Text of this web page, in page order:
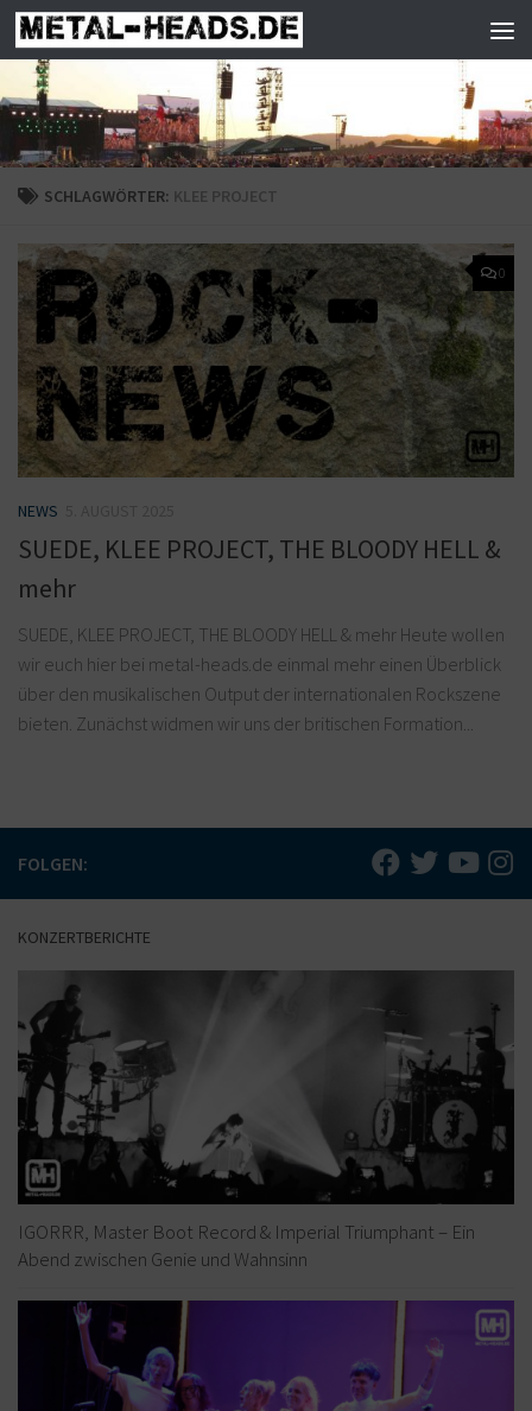
Zum Inhalt springen
SCHLAGWÖRTER: KLEE PROJECT
0
NEWS
SUEDE, KLEE PROJECT, THE BLOODY HELL &
mehr
SUEDE, KLEE PROJECT, THE BLOODY HELL & mehr Heute wollen
wir euch hier bei metal-heads.de einmal mehr einen Überblick
über den musikalischen Output der internationalen Rockszene
bieten. Zunächst widmen wir uns der britischen Formation...
FOLGEN:
KONZERTBERICHTE
IGORRR, Master Boot Record & Imperial Triumphant – Ein
Abend zwischen Genie und Wahnsinn